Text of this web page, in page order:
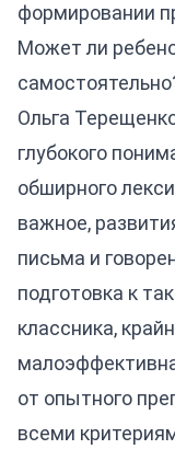
формировании
Может ли
Ольга
глубокого
обширного
важное,
письма и
подготовка к
классника,
от опытного
всеми